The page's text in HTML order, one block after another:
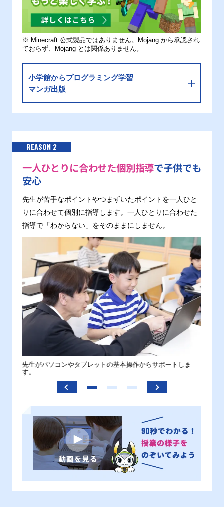
※ Minecraft 公式製品ではありません。Mojang から承認され
ておらず、Mojang とは関係ありません。
小学館からプログラミング学習
マンガ出版
REASON 2
一人ひとりに合わせた個別指導で子供でも
安心
先生が苦手なポイントやつまずいたポイントを一人ひと
りに合わせて個別に指導します。一人ひとりに合わせた
指導で「わからない」をそのままにしません。
先生がパソコンやタブレットの基本操作からサポートしま
す。